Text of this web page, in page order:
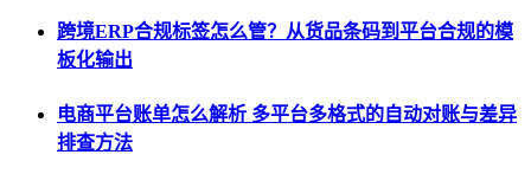
跨境ERP合规标签怎么管？从货品条码到平台合规的模
板化输出
电商平台账单怎么解析 多平台多格式的自动对账与差异
排查方法